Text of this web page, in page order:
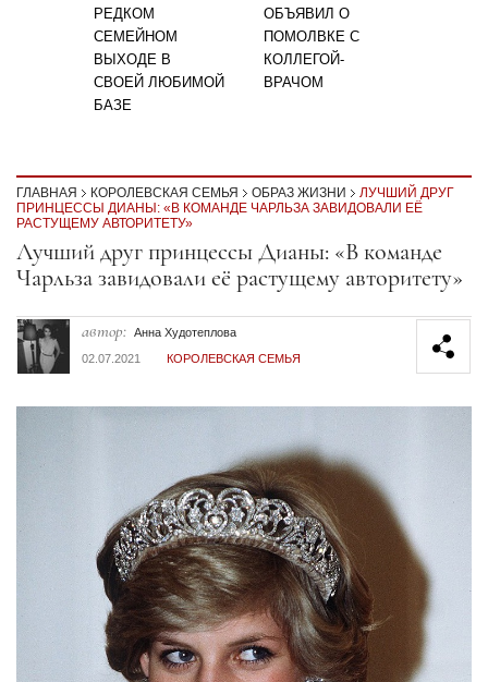
РЕДКОМ
СЕМЕЙНОМ
ВЫХОДЕ В
СВОЕЙ ЛЮБИМОЙ
БАЗЕ
ОБЪЯВИЛ О
ПОМОЛВКЕ С
КОЛЛЕГОЙ-
ВРАЧОМ
ГЛАВНАЯ КОРОЛЕВСКАЯ СЕМЬЯ ОБРАЗ ЖИЗНИ
ЛУЧШИЙ ДРУГ
ПРИНЦЕССЫ ДИАНЫ: «В КОМАНДЕ ЧАРЛЬЗА ЗАВИДОВАЛИ ЕЁ
РАСТУЩЕМУ АВТОРИТЕТУ»
Секция статей
Лучший друг принцессы Дианы: «В команде
Чарльза завидовали её растущему авторитету»
автор: Анна Худотеплова
02.07.2021
КОРОЛЕВСКАЯ СЕМЬЯ